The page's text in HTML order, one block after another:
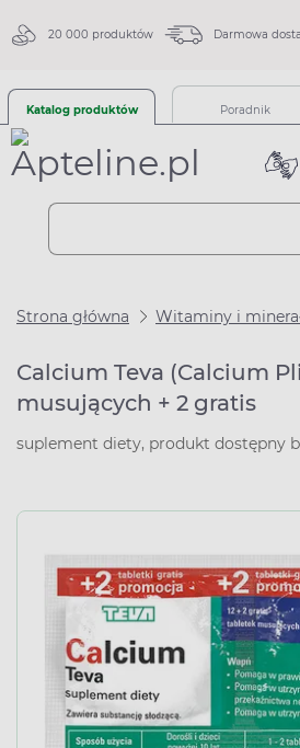
20 000 produktów Darmowa
Katalog produktów Poradnik
Strona główna Witaminy i
Calcium Teva (Calcium
musujących + 2 gratis
suplement diety, produkt dostępny